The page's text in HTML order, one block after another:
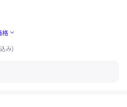
格 keyboard_arrow_down
み)